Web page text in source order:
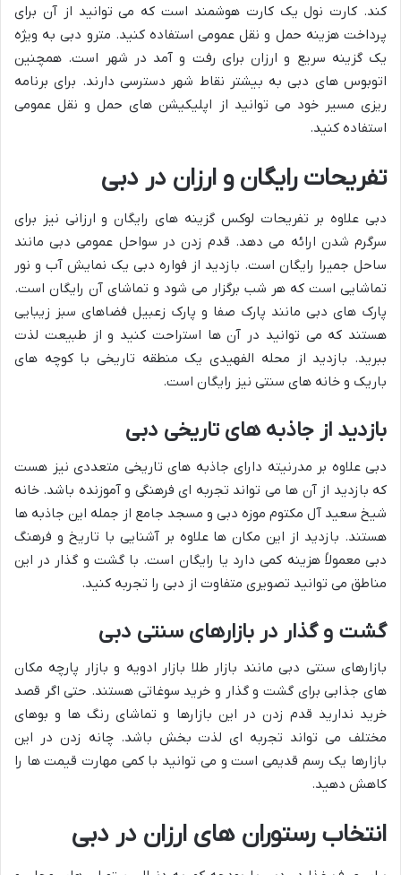
کند. کارت نول یک کارت هوشمند است که می توانید از آن برای
پرداخت هزینه حمل و نقل عمومی استفاده کنید. مترو دبی به ویژه
یک گزینه سریع و ارزان برای رفت و آمد در شهر است. همچنین
اتوبوس های دبی به بیشتر نقاط شهر دسترسی دارند. برای برنامه
ریزی مسیر خود می توانید از اپلیکیشن های حمل و نقل عمومی
استفاده کنید.
تفریحات رایگان و ارزان در دبی
دبی علاوه بر تفریحات لوکس گزینه های رایگان و ارزانی نیز برای
سرگرم شدن ارائه می دهد. قدم زدن در سواحل عمومی دبی مانند
ساحل جمیرا رایگان است. بازدید از فواره دبی یک نمایش آب و نور
تماشایی است که هر شب برگزار می شود و تماشای آن رایگان است.
پارک های دبی مانند پارک صفا و پارک زعبیل فضاهای سبز زیبایی
هستند که می توانید در آن ها استراحت کنید و از طبیعت لذت
ببرید. بازدید از محله الفهیدی یک منطقه تاریخی با کوچه های
باریک و خانه های سنتی نیز رایگان است.
بازدید از جاذبه های تاریخی دبی
دبی علاوه بر مدرنیته دارای جاذبه های تاریخی متعددی نیز هست
که بازدید از آن ها می تواند تجربه ای فرهنگی و آموزنده باشد. خانه
شیخ سعید آل مکتوم موزه دبی و مسجد جامع از جمله این جاذبه ها
هستند. بازدید از این مکان ها علاوه بر آشنایی با تاریخ و فرهنگ
دبی معمولاً هزینه کمی دارد یا رایگان است. با گشت و گذار در این
مناطق می توانید تصویری متفاوت از دبی را تجربه کنید.
گشت و گذار در بازارهای سنتی دبی
بازارهای سنتی دبی مانند بازار طلا بازار ادویه و بازار پارچه مکان
های جذابی برای گشت و گذار و خرید سوغاتی هستند. حتی اگر قصد
خرید ندارید قدم زدن در این بازارها و تماشای رنگ ها و بوهای
مختلف می تواند تجربه ای لذت بخش باشد. چانه زدن در این
بازارها یک رسم قدیمی است و می توانید با کمی مهارت قیمت ها را
کاهش دهید.
انتخاب رستوران های ارزان در دبی